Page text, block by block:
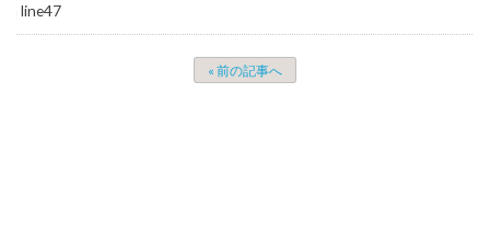
on line47
« 前の記事へ